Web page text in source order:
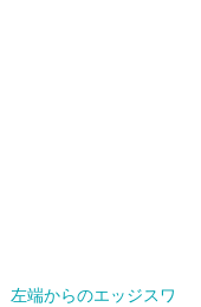
左端からのエッジスワ